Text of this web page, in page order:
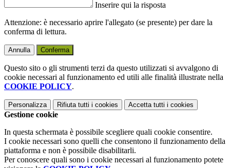
Inserire qui la risposta
Attenzione: è necessario aprire l'allegato (se presente) per dare la
conferma di lettura.
Annulla Conferma
Questo sito o gli strumenti terzi da questo utilizzati si avvalgono di
cookie necessari al funzionamento ed utili alle finalità illustrate nella
COOKIE POLICY.
Personalizza Rifiuta tutti i cookies Accetta tutti i cookies
Gestione cookie
In questa schermata è possibile scegliere quali cookie consentire.
I cookie necessari sono quelli che consentono il funzionamento della
piattaforma e non è possibile disabilitarli.
Per conoscere quali sono i cookie necessari al funzionamento potete